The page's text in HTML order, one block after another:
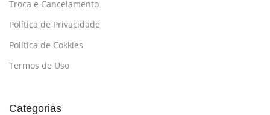
Troca e Cancelamento
Política de Privacidade
Política de Cokkies
Termos de Uso
Categorias